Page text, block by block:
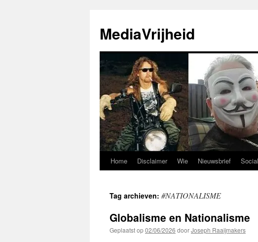
de
inhoud
MediaVrijheid
Home Disclaimer Wie Nieuwsbrief
Tag archieven: #NATIONALISME
Globalisme en Nationalisme
Geplaatst op02/06/2026 doorJoseph Raaijmakers